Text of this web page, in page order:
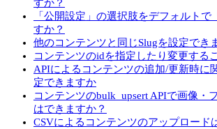
すか？
「公開設定」の選択肢をデフォルトで
すか？
他のコンテンツと同じSlugを設定でき
コンテンツのidを指定したり変更する
APIによるコンテンツの追加/更新時に
定できますか
コンテンツのbulk_upsert APIで画像・
はできますか？
CSVによるコンテンツのアップロード